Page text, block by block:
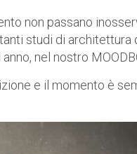
non passano
studi di
nel nostro
e il momento è